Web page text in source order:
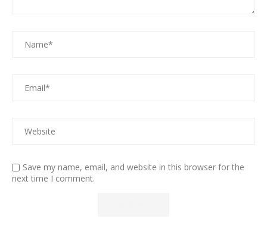
Save my name, email, and website in this browser for the
next time I comment.